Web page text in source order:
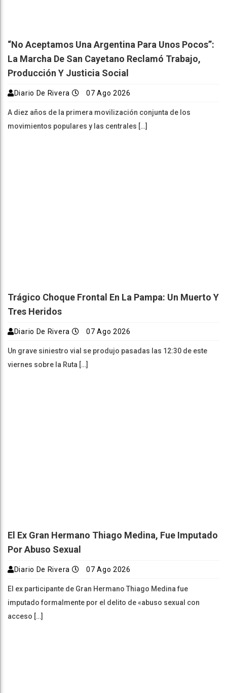
“No Aceptamos Una Argentina Para Unos Pocos”:
La Marcha De San Cayetano Reclamó Trabajo,
Producción Y Justicia Social
Diario De Rivera 07 Ago 2026
A diez años de la primera movilización conjunta de los
movimientos populares y las centrales […]
Trágico Choque Frontal En La Pampa: Un Muerto Y
Tres Heridos
Diario De Rivera 07 Ago 2026
Un grave siniestro vial se produjo pasadas las 12:30 de este
viernes sobre la Ruta […]
El Ex Gran Hermano Thiago Medina, Fue Imputado
Por Abuso Sexual
Diario De Rivera 07 Ago 2026
El ex participante de Gran Hermano Thiago Medina fue
imputado formalmente por el delito de «abuso sexual con
acceso […]